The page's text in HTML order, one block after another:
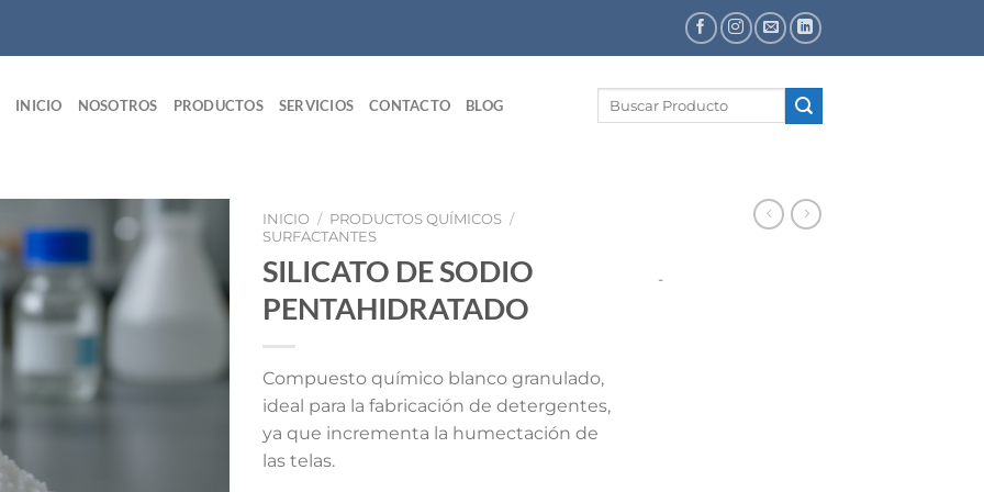
INICIO NOSOTROS PRODUCTOS SERVICIOS CONTACTO BLOG
INICIO / PRODUCTOS QUÍMICOS /
SURFACTANTES
SILICATO DE SODIO
PENTAHIDRATADO
Compuesto químico blanco granulado,
ideal para la fabricación de detergentes,
ya que incrementa la humectación de
las telas.
-